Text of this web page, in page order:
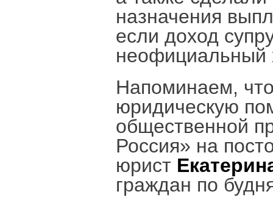
назначения
если доход
неофициальный
Напоминаем,
юридическую
общественной
Россия» на
юрист
граждан по